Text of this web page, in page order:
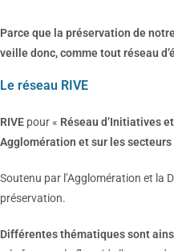
Parce que la préservation de
veille donc, comme tout réseau
Le réseau RIVE
RIVE pour « Réseau d’Initiatives
Agglomération et sur les
Soutenu par l’Agglomération et la
préservation.
Différentes thématiques sont